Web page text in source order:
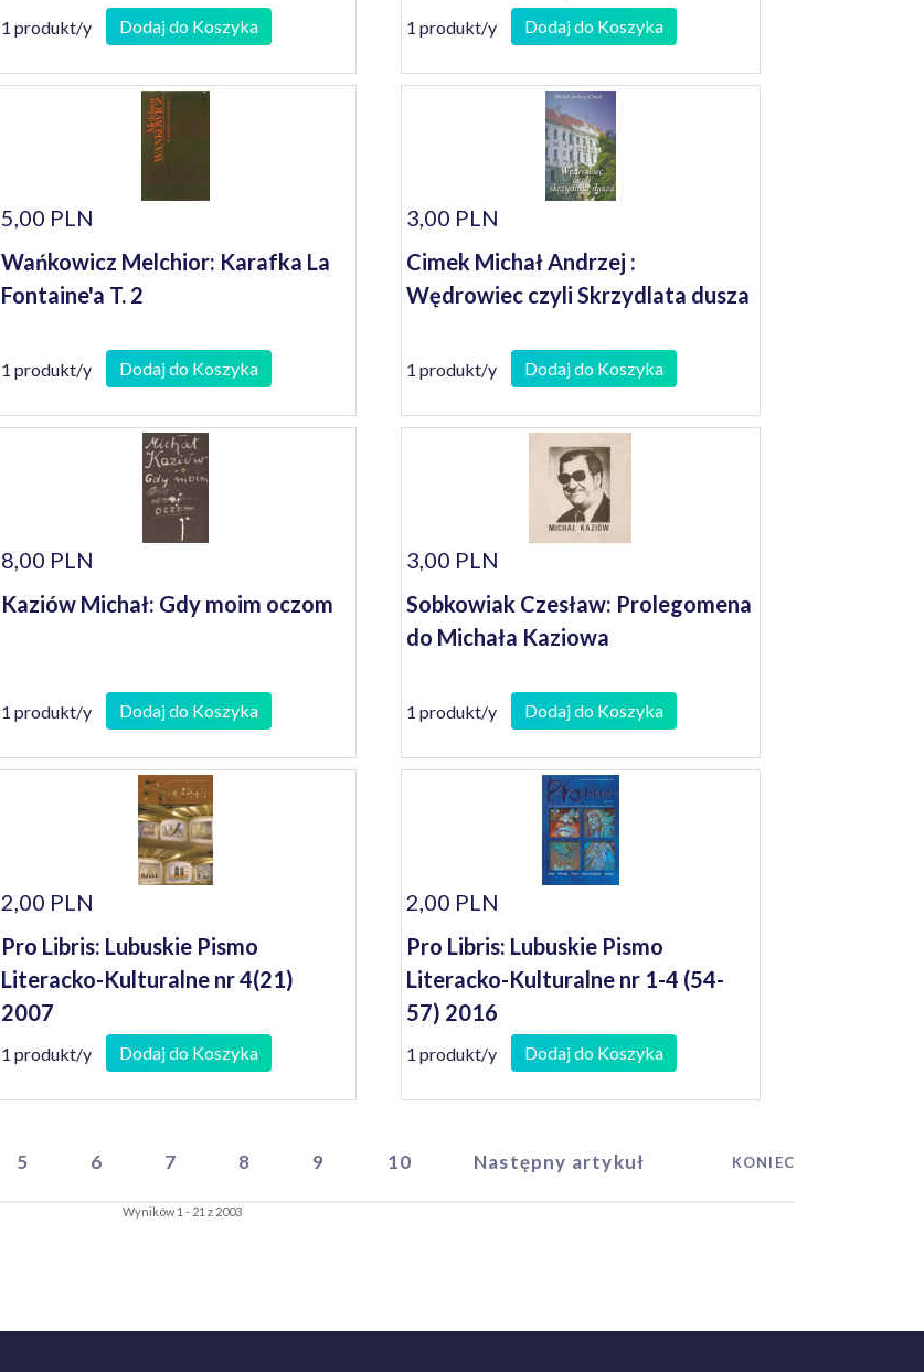
1 produkt/y Dodaj do Koszyka
seniorów
1 produkt/y Dodaj do Koszyka
5,00 PLN
Wańkowicz Melchior: Karafka La
Fontaine'a T. 2
1 produkt/y Dodaj do Koszyka
3,00 PLN
Cimek Michał Andrzej :
Wędrowiec czyli Skrzydlata dusza
1 produkt/y Dodaj do Koszyka
8,00 PLN
Kaziów Michał: Gdy moim oczom
1 produkt/y Dodaj do Koszyka
3,00 PLN
Sobkowiak Czesław: Prolegomena
do Michała Kaziowa
1 produkt/y Dodaj do Koszyka
2,00 PLN
Pro Libris: Lubuskie Pismo
Literacko-Kulturalne nr 4(21)
2007
1 produkt/y Dodaj do Koszyka
2,00 PLN
Pro Libris: Lubuskie Pismo
Literacko-Kulturalne nr 1-4 (54-
57) 2016
1 produkt/y Dodaj do Koszyka
5 6 7 8 9 10 Następny artykuł KONIEC
Wyników 1 - 21 z 2003